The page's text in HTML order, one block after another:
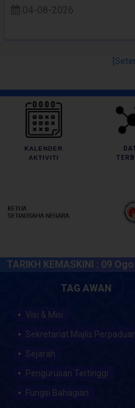
04-08-2026
KALENDER
AKTIVITI
KEMASKINI :09 Ogos
TAG AWAN
Visi & Misi
Sekretariat Majlis
Sejarah
Pengurusan Tertinggi
Fungsi Bahagian